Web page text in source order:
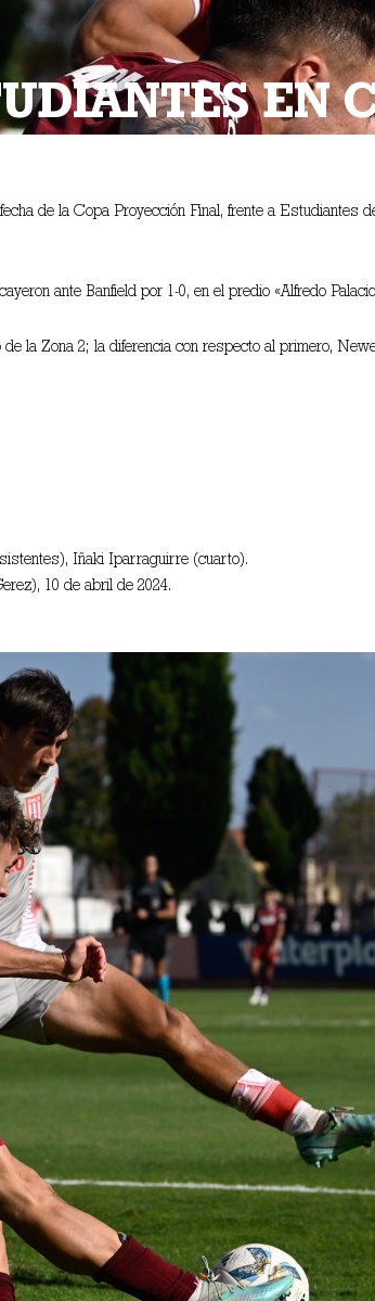
EN
de la Copa Proyección Final, frente a Estudiantes
ante Banfield por 1-0, en el predio «Alfredo
la Zona 2; la diferencia con respecto al primero,
Iñaki Iparraguirre (cuarto).
10 de abril de 2024.